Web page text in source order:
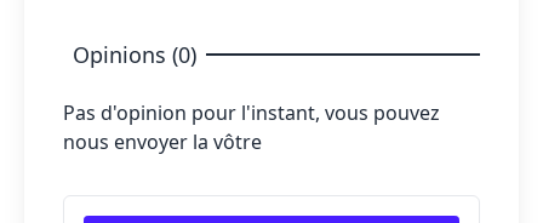
Opinions (0)
Pas d'opinion pour l'instant, vous pouvez
nous envoyer la vôtre